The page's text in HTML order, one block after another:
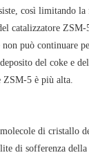
così limitando
catalizzatore
può continuare
del coke e
ZSM-5 è più alta.
di cristallo
di sofferenza